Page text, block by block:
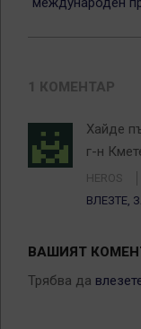
1 КОМЕНТАР
Хайде
г-н
HEROS
ВЛЕЗТЕ,
ВАШИЯТ
Трябва да